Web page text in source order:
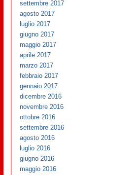
settembre 2017
agosto 2017
luglio 2017
giugno 2017
maggio 2017
aprile 2017
marzo 2017
febbraio 2017
gennaio 2017
dicembre 2016
novembre 2016
ottobre 2016
settembre 2016
agosto 2016
luglio 2016
giugno 2016
maggio 2016